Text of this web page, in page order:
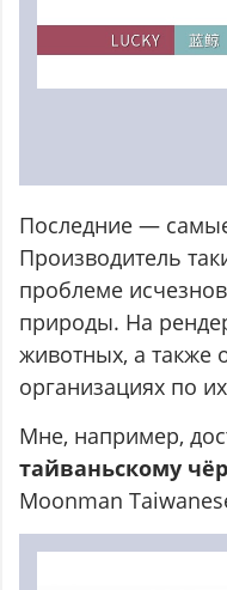
Последние —
Производитель
проблеме
природы. На
животных, а также
организациях по
Мне, например,
тайваньскому
Moonman